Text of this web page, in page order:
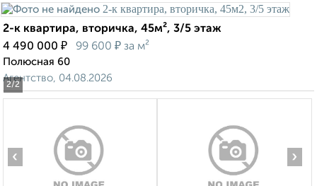
2/2
2-к квартира, вторичка, 45м², 3/5 этаж
4 490 000 ₽ 99 600 ₽ за м²
Полюсная 60
Агентство, 04.08.2026
‹ ›